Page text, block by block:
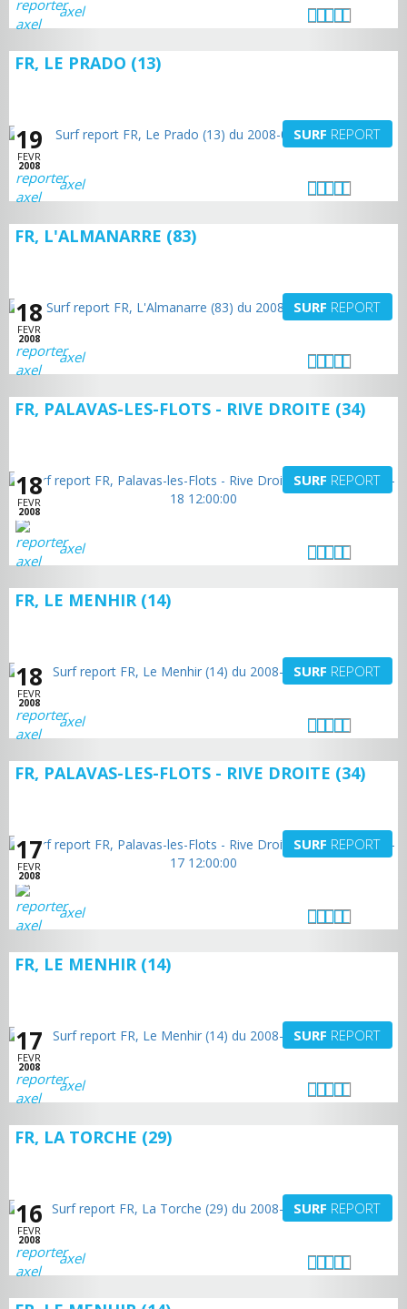
axel
FR, LE PRADO (13)
19
FEVR
2008
SURF REPORT
axel
FR, L'ALMANARRE (83)
18
FEVR
2008
SURF REPORT
axel
FR, PALAVAS-LES-FLOTS - RIVE DROITE (34)
18
FEVR
2008
SURF REPORT
axel
FR, LE MENHIR (14)
18
FEVR
2008
SURF REPORT
axel
FR, PALAVAS-LES-FLOTS - RIVE DROITE (34)
17
FEVR
2008
SURF REPORT
axel
FR, LE MENHIR (14)
17
FEVR
2008
SURF REPORT
axel
FR, LA TORCHE (29)
16
FEVR
2008
SURF REPORT
axel